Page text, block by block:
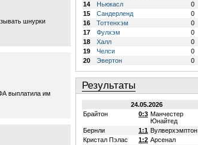
шнурки
выплатила им
14
Ньюкасл 0
15
Сандерленд 0
16
Тоттенхэм 0
17
Фулхэм 0
18
Халл 0
19
Челси 0
20
Эвертон 0
Результаты
24.05.2026
Брайтон
0:3 Манчестер
Юнайтед
Бернли
1:1 Вулверхэмптон
Кристал Пэлас
1:2 Арсенал